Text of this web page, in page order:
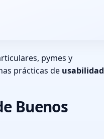
pymes y
prácticas de usabilidad
Buenos